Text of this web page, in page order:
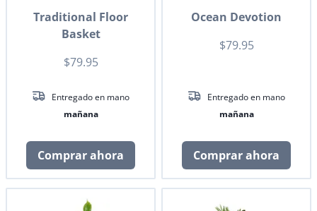
Traditional Floor
Basket
$79.95
Entregado en mano
mañana
Comprar ahora
Ocean Devotion
$79.95
Entregado en mano
mañana
Comprar ahora